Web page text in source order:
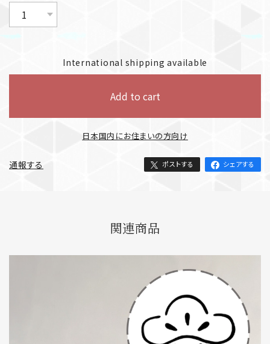
International shipping available
Add to cart
日本国内にお住まいの方向け
通報する ポストする シェアする
関連商品